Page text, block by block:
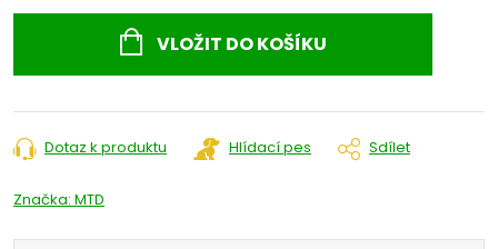
VLOŽIT DO KOŠÍKU
Dotaz k produktu Hlídací pes Sdílet
Značka: MTD